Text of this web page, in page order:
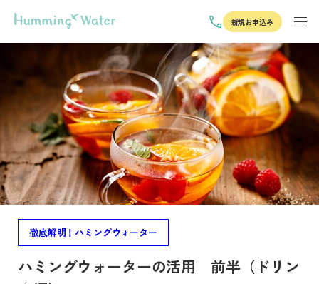
新規お申込み
徹底解明！ハミングウォーター
ハミングウォーターの活用 前半（ドリン